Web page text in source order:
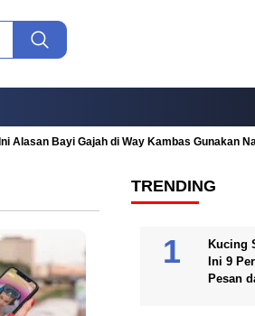
Ini Alasan Bayi Gajah di Way Kambas Gunakan
TRENDING
Kucing
Ini 9
Pesan